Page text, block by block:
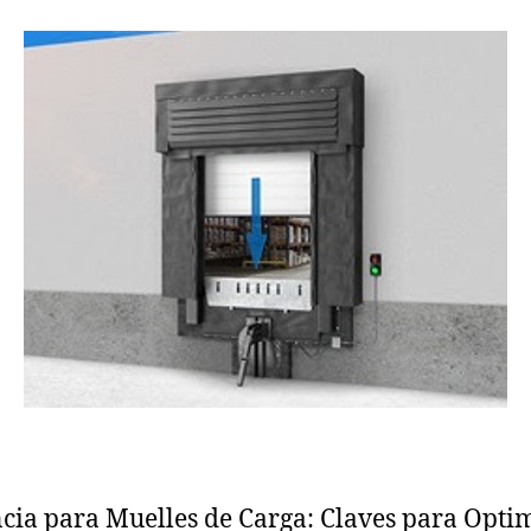
entrada
entrada
para Muelles de Carga: Claves para